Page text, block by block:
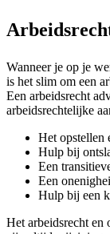
Wanneer je op je
is het slim om een
Een arbeidsrecht
arbeidsrechtelijke
Het opstellen
Hulp bij
Een
Een
Hulp bij een
Het arbeidsrecht en